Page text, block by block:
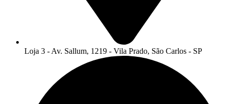
Loja 3 - Av. Sallum, 1219 - Vila Prado, São Carlos - SP